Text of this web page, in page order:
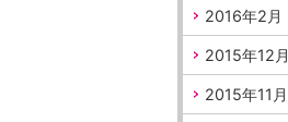
2016年2月
2015年12月
2015年11月